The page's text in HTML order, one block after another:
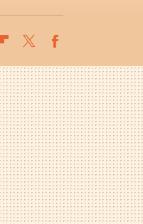
Flipboard
Twitter